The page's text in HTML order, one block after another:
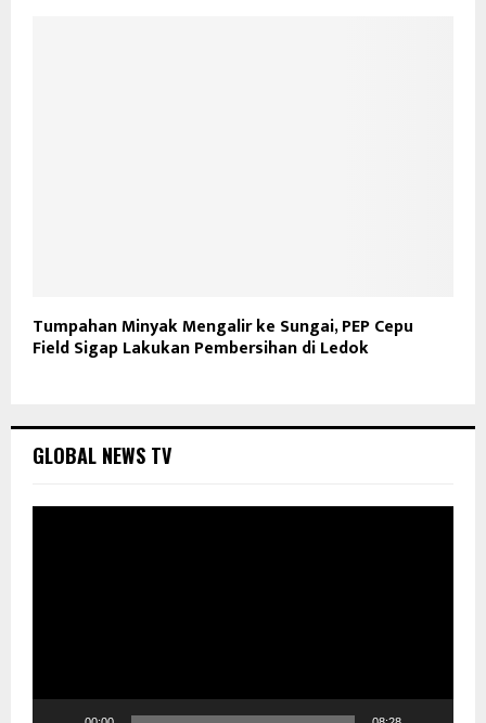
Tumpahan Minyak Mengalir ke Sungai, PEP Cepu
Field Sigap Lakukan Pembersihan di Ledok
GLOBAL NEWS TV
i